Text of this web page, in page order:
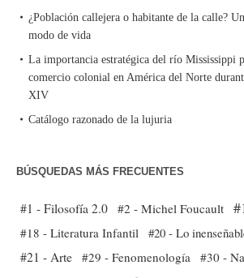
¿Población callejera o habitante de la calle?
modo de vida
La importancia estratégica del río Mississippi
comercio colonial en América del Norte
XIV
Catálogo razonado de la lujuria
BÚSQUEDAS MÁS FRECUENTES
#1 - Filosofía 2.0 #2 - Michel Foucault
#18 - Literatura Infantil #20 - Lo
#21 - Arte #29 - Fenomenología
#30 -